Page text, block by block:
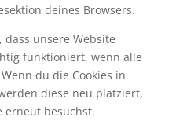
deines Browsers.
unsere Website
funktioniert, wenn alle
du die Cookies in
diese neu platziert,
erneut besuchst.